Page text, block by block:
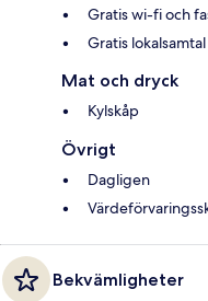
Gratis wi-fi och
Gratis lokalsamtal
Mat och dryck
Kylskåp
Övrigt
Dagligen
Bekvämligheter